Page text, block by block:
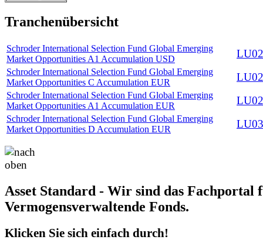
Tranchenübersicht
Schroder International Selection Fund Global Emerging
Market Opportunities A1 Accumulation USD
Schroder International Selection Fund Global Emerging
Market Opportunities C Accumulation EUR
Schroder International Selection Fund Global Emerging
Market Opportunities A1 Accumulation EUR
Schroder International Selection Fund Global Emerging
Market Opportunities D Accumulation EUR
Asset Standard - Wir sind das Fachportal
Vermogensverwaltende Fonds.
Klicken Sie sich einfach durch!